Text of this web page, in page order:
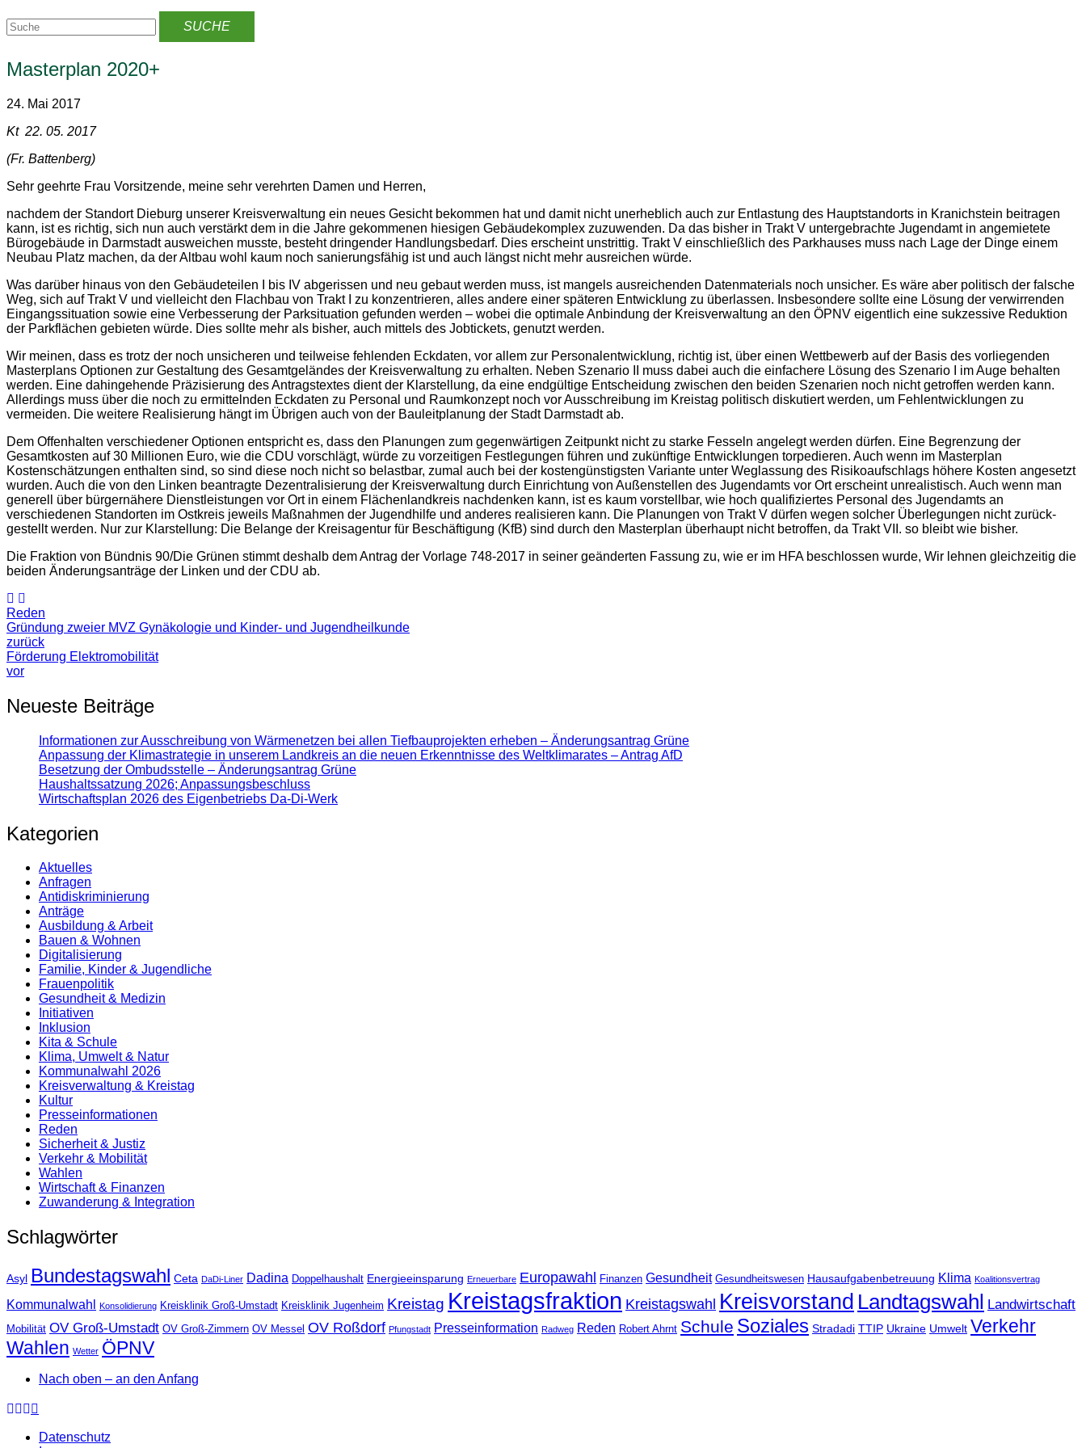
Masterplan 2020+
24. Mai 2017
Kt 22. 05. 2017
(Fr. Battenberg)
Sehr geehrte Frau Vorsitzende, meine sehr verehrten Damen und Herren,
nachdem der Standort Dieburg unserer Kreisverwaltung ein neues Gesicht bekom­men hat und damit nicht unerheblich auch zur Entlastung des Hauptstandorts in Kranichstein beitragen
kann, ist es richtig, sich nun auch verstärkt dem in die Jahre gekommenen hiesigen Gebäudekomplex zuzuwenden. Da das bisher in Trakt V un­tergebrachte Jugendamt in angemietete
Bürogebäude in Darmstadt ausweichen musste, besteht dringender Handlungsbedarf. Dies erscheint unstrittig. Trakt V ein­schließlich des Parkhauses muss nach Lage der Dinge einem
Neubau Platz machen, da der Altbau wohl kaum noch sanierungsfähig ist und auch längst nicht mehr ausrei­chen würde.
Was darüber hinaus von den Gebäudeteilen I bis IV abgerissen und neu gebaut wer­den muss, ist mangels ausreichenden Datenmaterials noch unsicher. Es wäre aber politisch der falsche
Weg, sich auf Trakt V und vielleicht den Flachbau von Trakt I zu konzentrieren, alles andere einer späteren Entwicklung zu überlassen. Insbesondere sollte eine Lösung der verwirrenden
Eingangssituation sowie eine Verbesserung der Parksituation gefunden werden – wobei die optimale Anbindung der Kreisverwaltung an den ÖPNV eigentlich eine sukzessive Reduktion
der Parkflächen gebieten würde. Dies sollte mehr als bisher, auch mittels des Jobtickets, genutzt werden.
Wir meinen, dass es trotz der noch unsicheren und teilweise fehlenden Eckdaten, vor allem zur Personalentwicklung, richtig ist, über einen Wettbewerb auf der Basis des vorliegenden
Masterplans Optionen zur Gestaltung des Gesamtgeländes der Kreis­verwaltung zu erhalten. Neben Szenario II muss dabei auch die einfachere Lösung des Szenario I im Auge behalten
werden. Eine dahingehende Präzisierung des An­tragstextes dient der Klarstellung, da eine endgültige Entscheidung zwischen den beiden Szenarien noch nicht getroffen werden kann.
Allerdings muss über die noch zu ermittelnden Eckdaten zu Personal und Raumkonzept noch vor Ausschreibung im Kreistag politisch diskutiert werden, um Fehlentwicklungen zu
vermeiden. Die weitere Realisierung hängt im Übrigen auch von der Bauleitplanung der Stadt Darmstadt ab.
Dem Offenhalten verschiedener Optionen entspricht es, dass den Planungen zum gegenwärtigen Zeitpunkt nicht zu starke Fesseln angelegt werden dürfen. Eine Be­grenzung der
Gesamtkosten auf 30 Millionen Euro, wie die CDU vorschlägt, würde zu vorzeitigen Festlegungen führen und zukünftige Entwicklungen torpedieren. Auch wenn im Masterplan
Kostenschätzungen enthalten sind, so sind diese noch nicht so belastbar, zumal auch bei der kostengünstigsten Variante unter Weglassung des Risikoaufschlags höhere Kosten angesetzt
wurden. Auch die von den Linken bean­tragte Dezentralisierung der Kreisverwaltung durch Einrichtung von Außenstellen des Jugendamts vor Ort erscheint unrealistisch. Auch wenn man
generell über bürgernä­here Dienstleistungen vor Ort in einem Flächenlandkreis nachdenken kann, ist es kaum vorstellbar, wie hoch qualifiziertes Personal des Jugendamts an
verschiedenen Standorten im Ostkreis jeweils Maßnahmen der Jugendhilfe und anderes realisieren kann. Die Planungen von Trakt V dürfen wegen solcher Überlegungen nicht zurück­
gestellt werden. Nur zur Klarstellung: Die Belange der Kreisagentur für Beschäftigung (KfB) sind durch den Masterplan überhaupt nicht betroffen, da Trakt VII. so bleibt wie bisher.
Die Fraktion von Bündnis 90/Die Grünen stimmt deshalb dem Antrag der Vorlage 748-2017 in seiner geänderten Fassung zu, wie er im HFA beschlossen wurde, Wir lehnen gleichzeitig die
beiden Änderungsanträge der Linken und der CDU ab.
Reden
Gründung zweier MVZ Gynäkologie und Kinder- und Jugendheilkunde
zurück
Förderung Elektromobilität
vor
Neueste Beiträge
Informationen zur Ausschreibung von Wärmenetzen bei allen Tiefbauprojekten erheben – Änderungsantrag Grüne
Anpassung der Klimastrategie in unserem Landkreis an die neuen Erkenntnisse des Weltklimarates – Antrag AfD
Besetzung der Ombudsstelle – Änderungsantrag Grüne
Haushaltssatzung 2026; Anpassungsbeschluss
Wirtschaftsplan 2026 des Eigenbetriebs Da-Di-Werk
Kategorien
Aktuelles
Anfragen
Antidiskrimi­nierung
Anträge
Ausbildung & Arbeit
Bauen & Wohnen
Digitalisierung
Familie, Kinder & Jugendliche
Frauenpolitik
Gesundheit & Medizin
Initiativen
Inklusion
Kita & Schule
Klima, Umwelt & Natur
Kommunalwahl 2026
Kreisverwaltung & Kreistag
Kultur
Presse­informationen
Reden
Sicherheit & Justiz
Verkehr & Mobilität
Wahlen
Wirtschaft & Finanzen
Zuwanderung & Integration
Schlagwörter
Asyl Bundestagswahl Ceta DaDi-Liner Dadina Doppelhaushalt Energieeinsparung Erneuerbare Europawahl Finanzen Gesundheit Gesundheitswesen Hausaufgabenbetreuung Klima Koalitionsvertrag
Kommunalwahl Konsolidierung Kreisklinik Groß-Umstadt Kreisklinik Jugenheim Kreistag Kreistagsfraktion Kreistagswahl Kreisvorstand Landtagswahl Landwirtschaft
Mobilität OV Groß-Umstadt OV Groß-Zimmern OV Messel OV Roßdorf Pfungstadt Presseinformation Radweg Reden Robert Ahrnt Schule Soziales Stradadi TTIP Ukraine Umwelt Verkehr
Wahlen Wetter ÖPNV
Nach oben – an den Anfang
Datenschutz